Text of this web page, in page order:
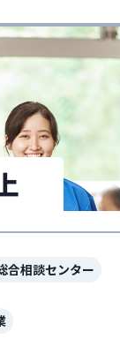
合相談センター